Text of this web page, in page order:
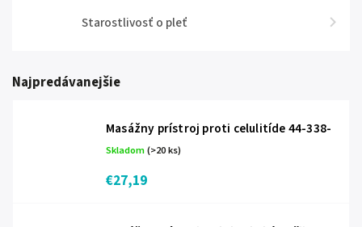
Starostlivosť o pleť
Najpredávanejšie
Masážny prístroj proti celulitíde 44-338-
Skladom(>20 ks)
€27,19